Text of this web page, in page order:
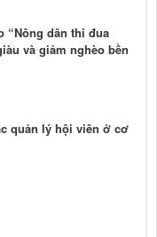
“Nông dân thi đua
và giảm nghèo bền
quản lý hội viên ở cơ